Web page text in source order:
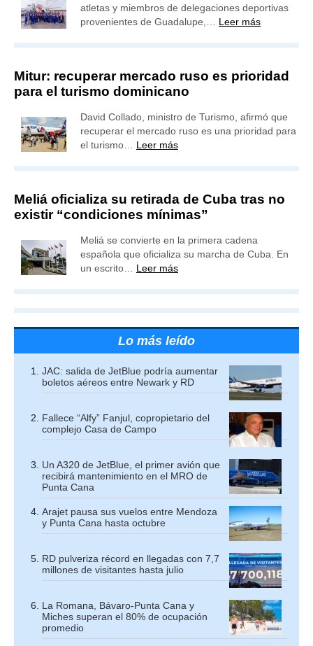
atletas y miembros de delegaciones deportivas
provenientes de Guadalupe,… Leer más
Mitur: recuperar mercado ruso es prioridad
para el turismo dominicano
David Collado, ministro de Turismo, afirmó que
recuperar el mercado ruso es una prioridad para
el turismo… Leer más
Meliá oficializa su retirada de Cuba tras no
existir “condiciones mínimas”
Meliá se convierte en la primera cadena
española que oficializa su marcha de Cuba. En
un escrito… Leer más
Lo más leído
JAC: salida de JetBlue podría aumentar
boletos aéreos entre Newark y RD
Fallece “Alfy” Fanjul, copropietario del
complejo Casa de Campo
Un A320 de JetBlue, el primer avión que
recibirá mantenimiento en el MRO de
Punta Cana
Arajet pausa sus vuelos entre Mendoza
y Punta Cana hasta octubre
RD pulveriza récord en llegadas con 7,7
millones de visitantes hasta julio
La Romana, Bávaro-Punta Cana y
Miches superan el 80% de ocupación
promedio